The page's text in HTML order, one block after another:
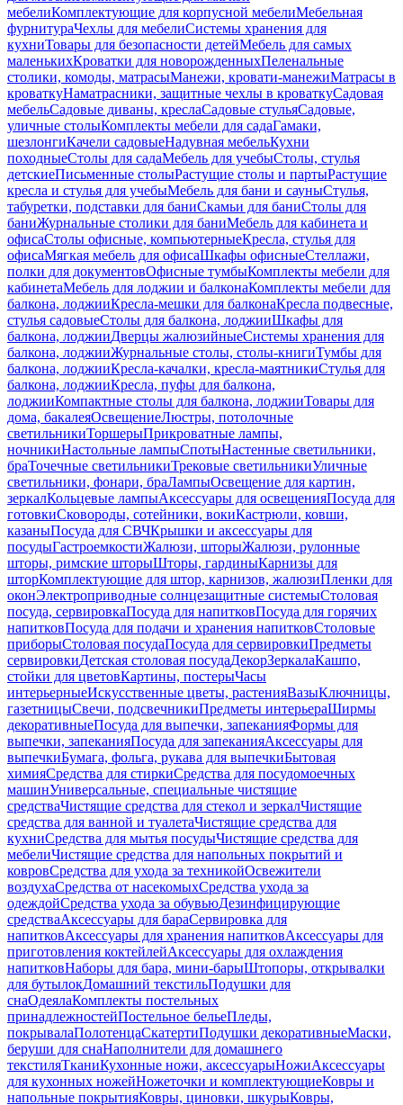
мебелиКомплектующие для корпусной мебелиМебельная
фурнитураЧехлы для мебелиСистемы хранения для
кухниТовары для безопасности детейМебель для самых
маленькихКроватки для новорожденныхПеленальные
столики, комоды, матрасыМанежи, кровати-манежиМатрасы в
кроваткуНаматрасники, защитные чехлы в кроваткуСадовая
мебельСадовые диваны, креслаСадовые стульяСадовые,
уличные столыКомплекты мебели для садаГамаки,
шезлонгиКачели садовыеНадувная мебельКухни
походныеСтолы для садаМебель для учебыСтолы, стулья
детскиеПисьменные столыРастущие столы и партыРастущие
кресла и стулья для учебыМебель для бани и сауныСтулья,
табуретки, подставки для баниСкамьи для баниСтолы для
баниЖурнальные столики для баниМебель для кабинета и
офисаСтолы офисные, компьютерныеКресла, стулья для
офисаМягкая мебель для офисаШкафы офисныеСтеллажи,
полки для документовОфисные тумбыКомплекты мебели для
кабинетаМебель для лоджии и балконаКомплекты мебели для
балкона, лоджииКресла-мешки для балконаКресла подвесные,
стулья садовыеСтолы для балкона, лоджииШкафы для
балкона, лоджииДверцы жалюзийныеСистемы хранения для
балкона, лоджииЖурнальные столы, столы-книгиТумбы для
балкона, лоджииКресла-качалки, кресла-маятникиСтулья для
балкона, лоджииКресла, пуфы для балкона,
лоджииКомпактные столы для балкона, лоджииТовары для
дома, бакалеяОсвещениеЛюстры, потолочные
светильникиТоршерыПрикроватные лампы,
ночникиНастольные лампыСпотыНастенные светильники,
браТочечные светильникиТрековые светильникиУличные
светильники, фонари, браЛампыОсвещение для картин,
зеркалКольцевые лампыАксессуары для освещенияПосуда для
готовкиСковороды, сотейники, вокиКастрюли, ковши,
казаныПосуда для СВЧКрышки и аксессуары для
посудыГастроемкостиЖалюзи, шторыЖалюзи, рулонные
шторы, римские шторыШторы, гардиныКарнизы для
шторКомплектующие для штор, карнизов, жалюзиПленки для
оконЭлектроприводные солнцезащитные системыСтоловая
посуда, сервировкаПосуда для напитковПосуда для горячих
напитковПосуда для подачи и хранения напитковСтоловые
приборыСтоловая посудаПосуда для сервировкиПредметы
сервировкиДетская столовая посудаДекорЗеркалаКашпо,
стойки для цветовКартины, постерыЧасы
интерьерныеИскусственные цветы, растенияВазыКлючницы,
газетницыСвечи, подсвечникиПредметы интерьераШирмы
декоративныеПосуда для выпечки, запеканияФормы для
выпечки, запеканияПосуда для запеканияАксессуары для
выпечкиБумага, фольга, рукава для выпечкиБытовая
химияСредства для стиркиСредства для посудомоечных
машинУниверсальные, специальные чистящие
средстваЧистящие средства для стекол и зеркалЧистящие
средства для ванной и туалетаЧистящие средства для
кухниСредства для мытья посудыЧистящие средства для
мебелиЧистящие средства для напольных покрытий и
ковровСредства для ухода за техникойОсвежители
воздухаСредства от насекомыхСредства ухода за
одеждойСредства ухода за обувьюДезинфицирующие
средстваАксессуары для бараСервировка для
напитковАксессуары для хранения напитковАксессуары для
приготовления коктейлейАксессуары для охлаждения
напитковНаборы для бара, мини-барыШтопоры, открывалки
для бутылокДомашний текстильПодушки для
снаОдеялаКомплекты постельных
принадлежностейПостельное бельеПледы,
покрывалаПолотенцаСкатертиПодушки декоративныеМаски,
беруши для снаНаполнители для домашнего
текстиляТканиКухонные ножи, аксессуарыНожиАксессуары
для кухонных ножейНожеточки и комплектующиеКовры и
напольные покрытияКовры, циновки, шкурыКовры,